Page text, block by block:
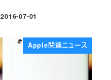
投稿日
2016-07-01
Apple関連ニュース